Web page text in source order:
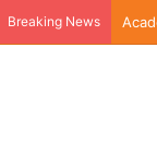
Breaking News